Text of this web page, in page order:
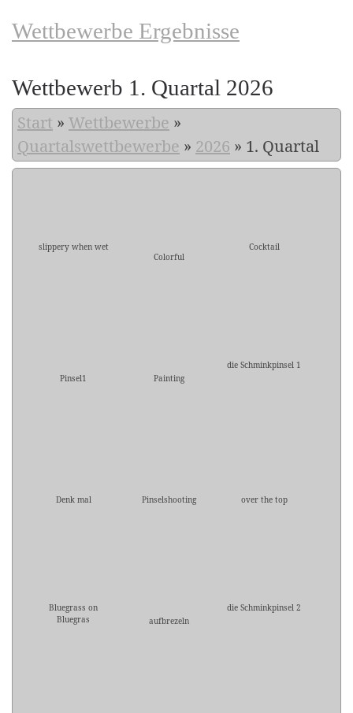
Wettbewerbe Ergebnisse
Wettbewerb 1. Quartal 2026
Start » Wettbewerbe »
Quartalswettbewerbe » 2026 » 1. Quartal
slippery when wet
Colorful
Cocktail
Pinsel1 Painting
die Schminkpinsel 1
Denk mal Pinselshooting over the top
Bluegrass on
Bluegras
aufbrezeln
die Schminkpinsel 2